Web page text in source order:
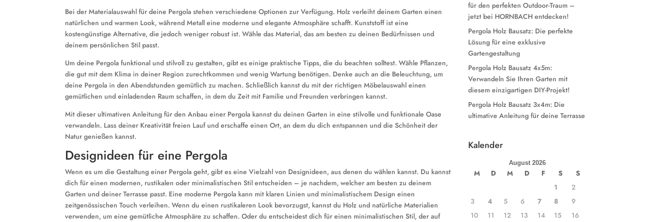
Bei der Materialauswahl für deine Pergola stehen verschiedene Optionen zur Verfügung. Holz verleiht deinem Garten einen
natürlichen und warmen Look, während Metall eine moderne und elegante Atmosphäre schafft. Kunststoff ist eine
kostengünstige Alternative, die jedoch weniger robust ist. Wähle das Material, das am besten zu deinen Bedürfnissen und
deinem persönlichen Stil passt.
Um deine Pergola funktional und stilvoll zu gestalten, gibt es einige praktische Tipps, die du beachten solltest. Wähle Pflanzen,
die gut mit dem Klima in deiner Region zurechtkommen und wenig Wartung benötigen. Denke auch an die Beleuchtung, um
deine Pergola in den Abendstunden gemütlich zu machen. Schließlich kannst du mit der richtigen Möbelauswahl einen
gemütlichen und einladenden Raum schaffen, in dem du Zeit mit Familie und Freunden verbringen kannst.
Mit dieser ultimativen Anleitung für den Anbau einer Pergola kannst du deinen Garten in eine stilvolle und funktionale Oase
verwandeln. Lass deiner Kreativität freien Lauf und erschaffe einen Ort, an dem du dich entspannen und die Schönheit der
Natur genießen kannst.
Designideen für eine Pergola
Wenn es um die Gestaltung einer Pergola geht, gibt es eine Vielzahl von Designideen, aus denen du wählen kannst. Du kannst
dich für einen modernen, rustikalen oder minimalistischen Stil entscheiden – je nachdem, welcher am besten zu deinem
Garten und deiner Terrasse passt. Eine moderne Pergola kann mit klaren Linien und minimalistischem Design einen
zeitgenössischen Touch verleihen. Wenn du einen rustikaleren Look bevorzugst, kannst du Holz und natürliche Materialien
verwenden, um eine gemütliche Atmosphäre zu schaffen. Oder du entscheidest dich für einen minimalistischen Stil, der auf
für den perfekten Outdoor-Traum –
jetzt bei HORNBACH entdecken!
Pergola Holz Bausatz: Die perfekte
Lösung für eine exklusive
Gartengestaltung
Pergola Holz Bausatz 4x5m:
Verwandeln Sie Ihren Garten mit
diesem einzigartigen DIY-Projekt!
Pergola Holz Bausatz 3x4m: Die
ultimative Anleitung für deine Terrasse
Kalender
August 2026
M D M D F S
S
1
2
3
4 5 6 7 8
9
10
11 12 13 14 15
16